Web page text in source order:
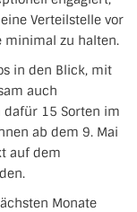
Verteilstelle vor
minimal zu halten.
in den Blick, mit
auch
15 Sorten im
ab dem 9. Mai
auf dem
Monate